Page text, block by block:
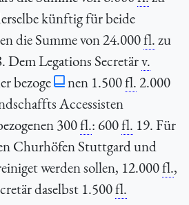
künftig für beide
die Summe von 24.000fl.zu
Dem Legations Secretärv.
bezoge
nen 1.500fl.2.000
Accessisten
300fl.: 600fl. 19. Für
Churhöfen Stuttgard und
werden sollen, 12.000fl.,
daselbst 1.500fl.